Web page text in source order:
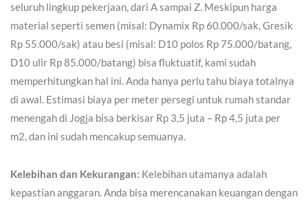
seluruh lingkup pekerjaan, dari A sampai Z. Meskipun harga
material seperti semen (misal: Dynamix Rp 60.000/sak, Gresik
Rp 55.000/sak) atau besi (misal: D10 polos Rp 75.000/batang,
D10 ulir Rp 85.000/batang) bisa fluktuatif, kami sudah
memperhitungkan hal ini. Anda hanya perlu tahu biaya totalnya
di awal. Estimasi biaya per meter persegi untuk rumah standar
menengah di Jogja bisa berkisar Rp 3,5 juta – Rp 4,5 juta per
m2, dan ini sudah mencakup semuanya.
Kelebihan dan Kekurangan: Kelebihan utamanya adalah
kepastian anggaran. Anda bisa merencanakan keuangan dengan